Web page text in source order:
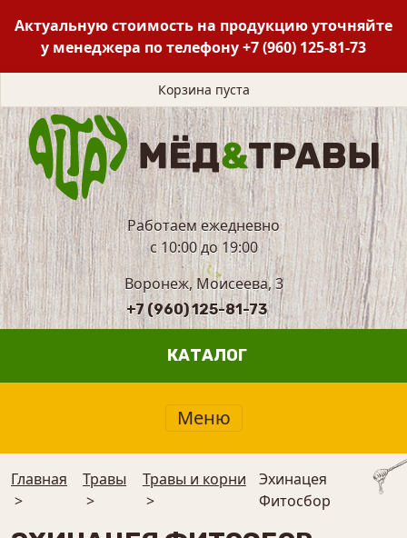
Актуальную стоимость на продукцию уточняйте
у менеджера по телефону+7 (960) 125-81-73
Корзина пуста
Работаем ежедневно
с 10:00 до 19:00
Воронеж, Моисеева, 3
+7 (960) 125-81-73
КАТАЛОГ
Меню
Главная
>
Травы
>
Травы и корни
>
Эхинацея
Фитосбор